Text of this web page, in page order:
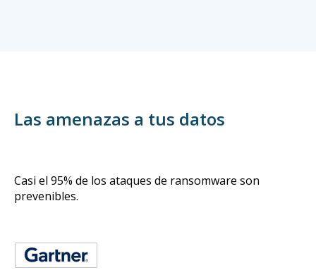
Las amenazas a tus datos
Casi el 95% de los ataques de ransomware son
prevenibles.